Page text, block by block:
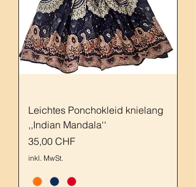
Leichtes Ponchokleid knielang
,,Indian Mandala‘‘
Preis
35,00 CHF
inkl. MwSt.